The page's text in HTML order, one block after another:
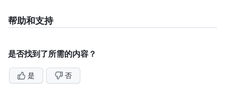
帮助和支持
是否找到了所需的内容？
是 否